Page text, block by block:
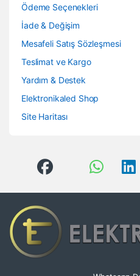
Ödeme Seçenekleri
İade & Değişim
Mesafeli Satış Sözleşmesi
Teslimat ve Kargo
Yardım & Destek
Elektronikaled Shop
Site Haritası